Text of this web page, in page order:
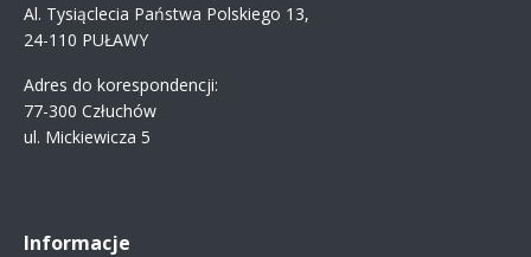
Al. Tysiąclecia Państwa Polskiego 13,
24-110 PUŁAWY
Adres do korespondencji:
77-300 Człuchów
ul. Mickiewicza 5
Informacje